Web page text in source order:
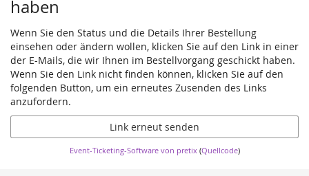
haben
Wenn Sie den Status und die Details Ihrer Bestellung
einsehen oder ändern wollen, klicken Sie auf den Link in einer
der E-Mails, die wir Ihnen im Bestellvorgang geschickt haben.
Wenn Sie den Link nicht finden können, klicken Sie auf den
folgenden Button, um ein erneutes Zusenden des Links
anzufordern.
Link erneut senden
Event-Ticketing-Software von pretix(Quellcode)